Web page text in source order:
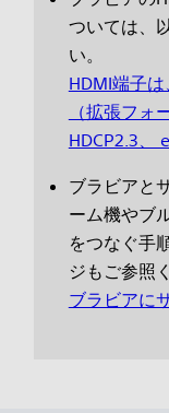
ついては、
い。
HDMI端子
（拡張フォ
HDCP2.3、
ブラビアと
ーム機やブ
をつなぐ手
ジもご参照
ブラビアに